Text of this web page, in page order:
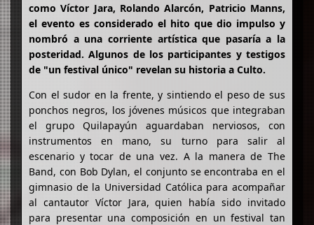
como Víctor Jara, Rolando Alarcón, Patricio Manns,
el evento es considerado el hito que dio impulso y
nombró a una corriente artística que pasaría a la
posteridad. Algunos de los participantes y testigos
de "un festival único" revelan su historia a Culto.
Con el sudor en la frente, y sintiendo el peso de sus
ponchos negros, los jóvenes músicos que integraban
el grupo Quilapayún aguardaban nerviosos, con
instrumentos en mano, su turno para salir al
escenario y tocar de una vez. A la manera de The
Band, con Bob Dylan, el conjunto se encontraba en el
gimnasio de la Universidad Católica para acompañar
al cantautor Víctor Jara, quien había sido invitado
para presentar una composición en un festival tan